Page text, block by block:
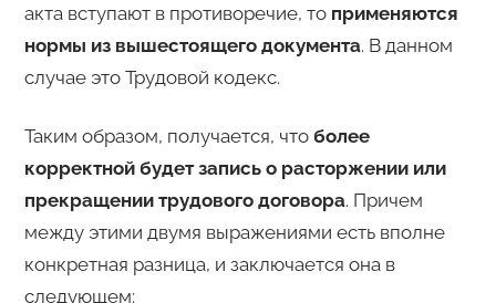
акта вступают в противоречие, то применяются
нормы из вышестоящего документа. В данном
случае это Трудовой кодекс.
Таким образом, получается, что более
корректной будет запись о расторжении или
прекращении трудового договора. Причем
между этими двумя выражениями есть вполне
конкретная разница, и заключается она в
следующем: